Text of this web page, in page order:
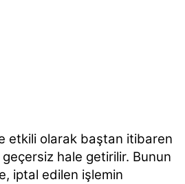
etkili olarak baştan itibaren
geçersiz hale getirilir. Bunun
iptal edilen işlemin